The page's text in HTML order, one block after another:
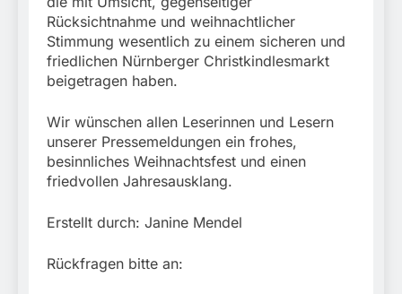
Rücksichtnahme und weihnachtlicher
Stimmung wesentlich zu einem sicheren und
friedlichen Nürnberger Christkindlesmarkt
beigetragen haben.
Wir wünschen allen Leserinnen und Lesern
unserer Pressemeldungen ein frohes,
besinnliches Weihnachtsfest und einen
friedvollen Jahresausklang.
Erstellt durch: Janine Mendel
Rückfragen bitte an: